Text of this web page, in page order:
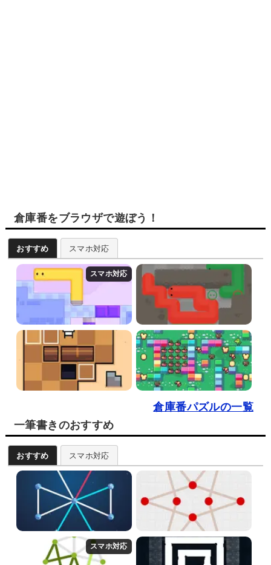
倉庫番をブラウザで遊ぼう！
おすすめ スマホ対応
倉庫番パズルの一覧
一筆書きのおすすめ
おすすめ スマホ対応